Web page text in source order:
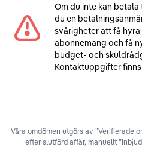
Om du inte kan
du en
svårigheter att få
abonnemang och få
budget- och
Kontaktuppgifter
Våra omdömen utgörs av ”Verifierade
efter slutförd affär, manuellt